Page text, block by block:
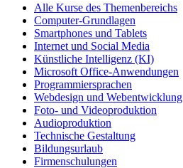
Alle Kurse des Themenbereichs
Computer-Grundlagen
Smartphones und Tablets
Internet und Social Media
Künstliche Intelligenz (KI)
Microsoft Office-Anwendungen
Programmiersprachen
Webdesign und Webentwicklung
Foto- und Videoproduktion
Audioproduktion
Technische Gestaltung
Bildungsurlaub
Firmenschulungen